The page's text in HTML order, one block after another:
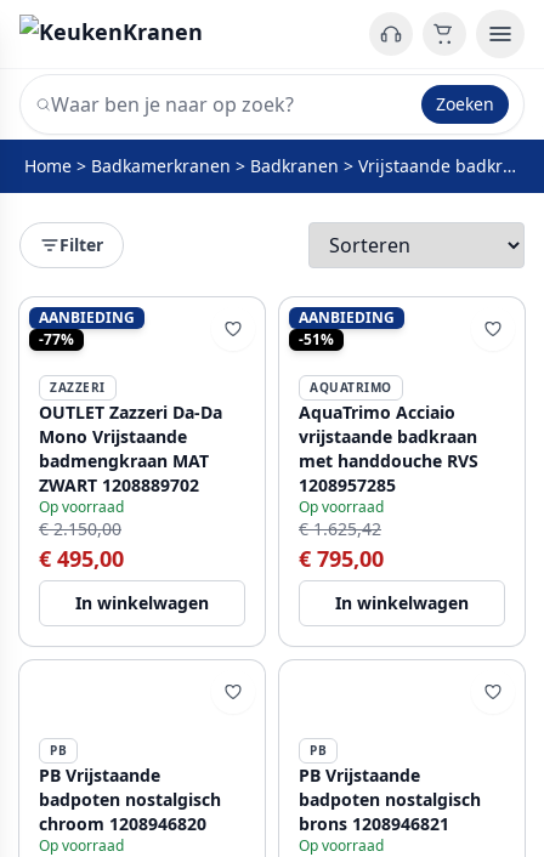
Zoeken
Home > Badkamerkranen > Badkranen > Vrijstaande badkraan
Filter
AANBIEDING
-77%
ZAZZERI
OUTLET Zazzeri Da-Da
Mono Vrijstaande
badmengkraan MAT
ZWART 1208889702
Op voorraad
€ 2.150,00
€ 495,00
In winkelwagen
AANBIEDING
-51%
AQUATRIMO
AquaTrimo Acciaio
vrijstaande badkraan
met handdouche RVS
1208957285
Op voorraad
€ 1.625,42
€ 795,00
In winkelwagen
PB
PB Vrijstaande
badpoten nostalgisch
chroom 1208946820
Op voorraad
PB
PB Vrijstaande
badpoten nostalgisch
brons 1208946821
Op voorraad